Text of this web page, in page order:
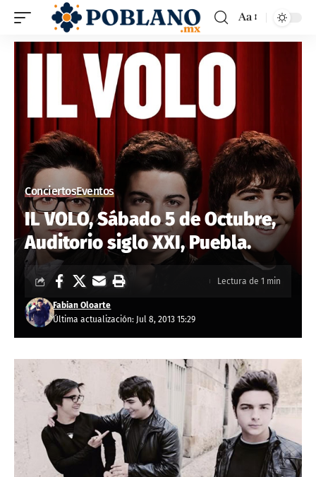
Aa
ConciertosEventos
IL VOLO, Sábado 5 de Octubre,
Auditorio siglo XXI, Puebla.
Última actualización: Jul 8, 2013 15:29
Fabian Oloarte
Lectura de 1 min